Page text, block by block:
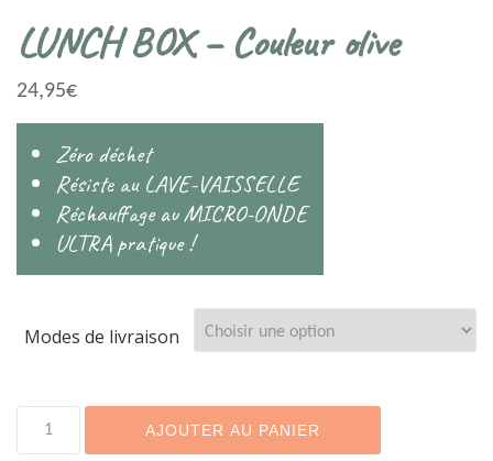
LUNCH BOX – Couleur olive
24,95€
Zéro déchet
Résiste au LAVE-VAISSELLE
Réchauffage au MICRO-ONDE
ULTRA pratique !
Modes de livraison
quantité
de
AJOUTER AU PANIER